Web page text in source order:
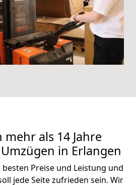
als 14 Jahre
in Erlangen
Preise und Leistung und
jede Seite zufrieden sein. Wir